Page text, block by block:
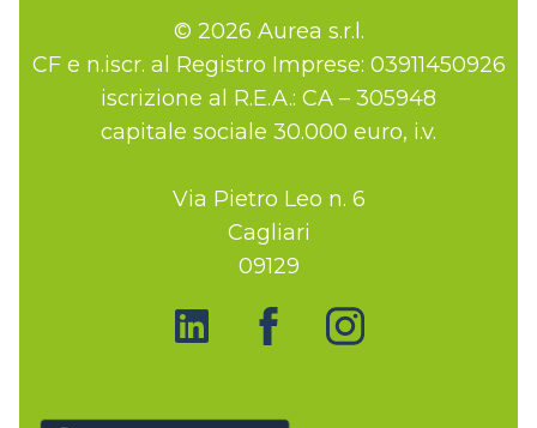
© 2026 Aurea s.r.l.
CF e n.iscr. al Registro Imprese: 03911450926
iscrizione al R.E.A.: CA – 305948
capitale sociale 30.000 euro, i.v.
Via Pietro Leo n. 6
Cagliari
09129